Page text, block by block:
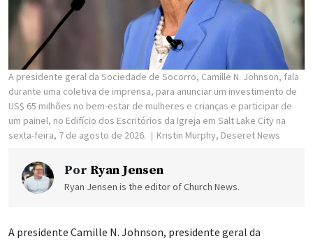
A presidente geral da Sociedade de Socorro, Camille N. Johnson, fala
durante uma coletiva de imprensa, para anunciar um investimento de
US$ 65 milhões no bem-estar de mulheres e crianças e participar de
um painel, no Edifício dos Escritórios da Igreja em Salt Lake City na
sexta-feira, 7 de agosto de 2026.
Kristin Murphy, Deseret News
Por Ryan Jensen
Ryan Jensen is the editor of Church News.
A presidente Camille N. Johnson, presidente geral da